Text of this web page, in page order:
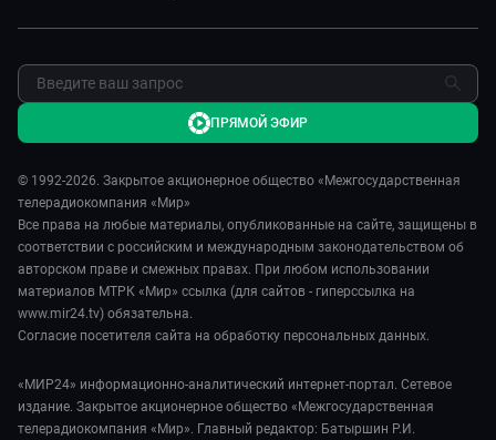
© 1992-2026. Закрытое акционерное общество «Межгосударственная
телерадиокомпания «Мир»
Все права на любые материалы, опубликованные на сайте, защищены в
соответствии с российским и международным законодательством об
авторском праве и смежных правах. При любом использовании
материалов МТРК «Мир» ссылка (для сайтов - гиперссылка на
www.mir24.tv) обязательна.
Согласие посетителя сайта на обработку персональных данных.
«МИР24» информационно-аналитический интернет-портал. Сетевое
издание. Закрытое акционерное общество «Межгосударственная
телерадиокомпания «Мир». Главный редактор: Батыршин Р.И.
ПРЯМОЙ ЭФИР